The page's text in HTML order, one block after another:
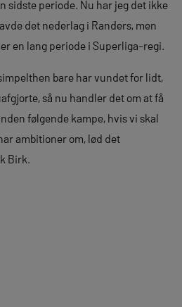
sidste periode. Nu har jeg det ikke
det nederlag i Randers, men
en lang periode i Superliga-regi.
bare har vundet for lidt,
så nu handler det om at få
følgende kampe, hvis vi skal
ambitioner om, lød det
Birk.